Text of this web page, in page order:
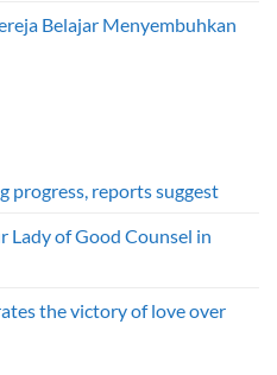
Belajar Menyembuhkan
progress, reports suggest
Lady of Good Counsel in
the victory of love over